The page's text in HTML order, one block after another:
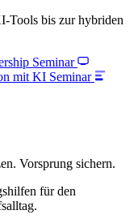
Tools bis zur hybriden
Seminar
mit KI Seminar
Vorsprung sichern.
für den